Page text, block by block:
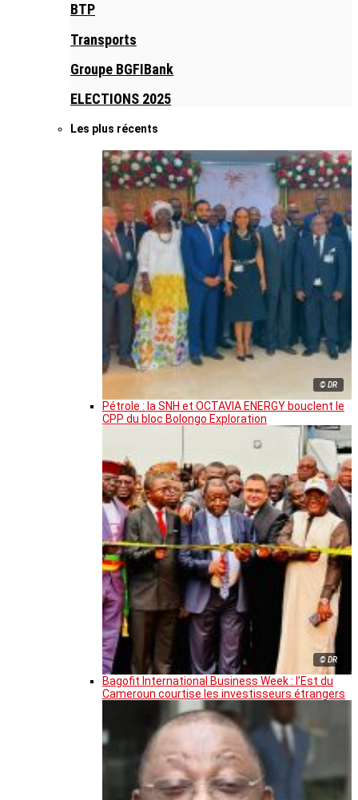
BTP
Transports
Groupe BGFIBank
ELECTIONS 2025
Les plus récents
© DR
Pétrole : la SNH et OCTAVIA ENERGY bouclent le
CPP du bloc Bolongo Exploration
© DR
Bagofit International Business Week : l’Est du
Cameroun courtise les investisseurs étrangers